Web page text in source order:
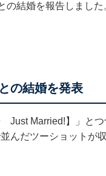
の結婚を報告しまし
の結婚を発表
Just Married!】」と
んだツーショットが